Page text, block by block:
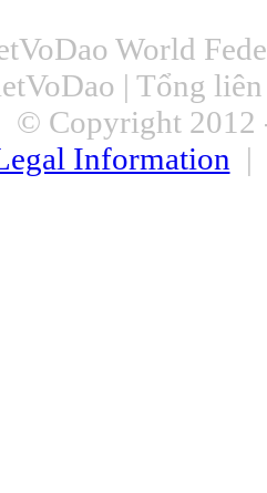
World
| Tổng
© Copyright 2012
Information